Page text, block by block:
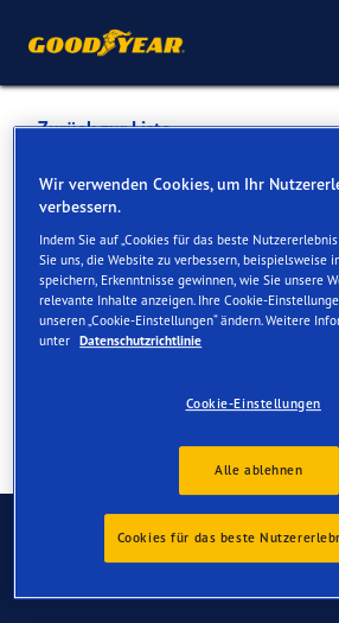
Zurück zur Liste
BERNARD
Dienste online und vor Ort verfügbar
Kontakt Serviceleistungen
Kontaktieren Sie uns
Wir verwenden Cookies, um Ihr
verbessern.
Indem Sie auf „Cookies für das beste
Sie uns, die Website zu verbessern, beispielsweise
speichern, Erkenntnisse gewinnen, wie Sie unsere
relevante Inhalte anzeigen. Ihre Cookie-
unseren „Cookie-Einstellungen“ ändern. Weitere
unter Datenschutzrichtlinie
Cookie-Einstellungen
Alle ablehnen
Cookies für das beste